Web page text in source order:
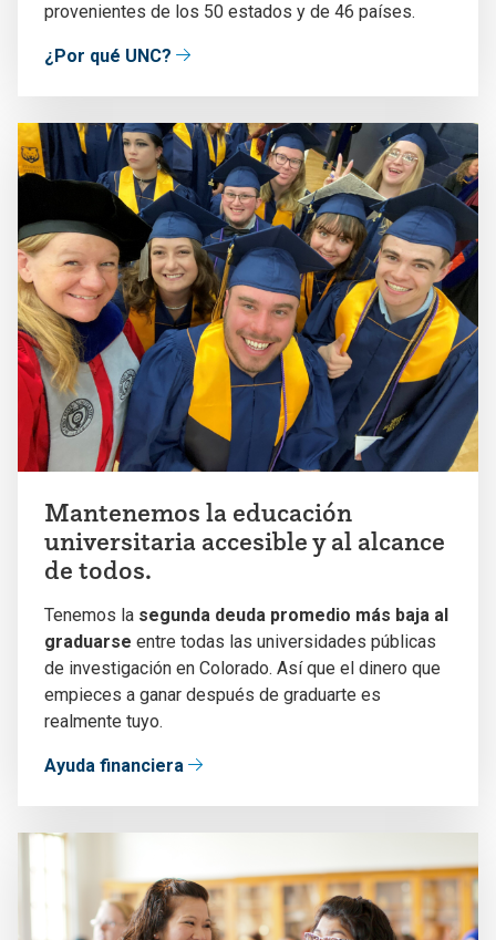
provenientes de los 50 estados y de 46 países.
¿Por qué UNC?
Mantenemos la educación
universitaria accesible y al alcance
de todos.
Tenemos la segunda deuda promedio más baja al
graduarse entre todas las universidades públicas
de investigación en Colorado. Así que el dinero que
empieces a ganar después de graduarte es
realmente tuyo.
Ayuda financiera